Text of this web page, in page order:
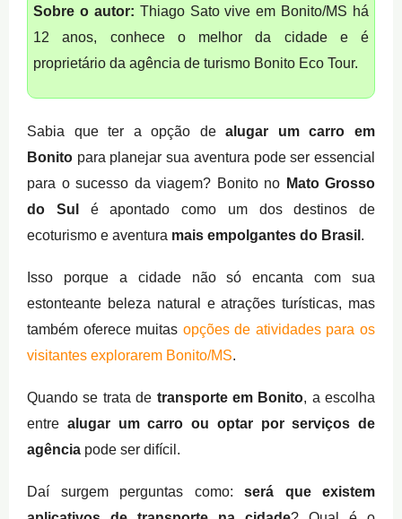
Sobre o autor: Thiago Sato vive em Bonito/MS há
12 anos, conhece o melhor da cidade e é
proprietário da agência de turismo Bonito Eco Tour.
Sabia que ter a opção dealugar um carro em
Bonito para planejar sua aventura pode ser essencial
para o sucesso da viagem? Bonito no Mato Grosso
do Sul
é apontado como um dos destinos de
ecoturismo e aventura mais empolgantes do Brasil .
Isso porque a cidade não só encanta com sua
estonteante beleza natural e atrações turísticas, mas
também oferece muitas opções de atividades para os
visitantes explorarem Bonito/MS.
Quando se trata de transporte em Bonito, a escolha
entre alugar um carro ou optar por serviços de
agência pode ser difícil.
Daí surgem perguntas como: será que existem